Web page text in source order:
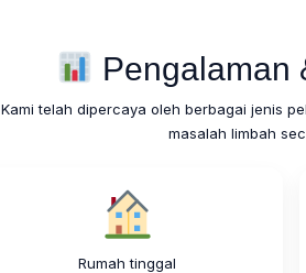
Pengalaman
Kami telah dipercaya oleh berbagai jenis
masalah limbah
Rumah tinggal